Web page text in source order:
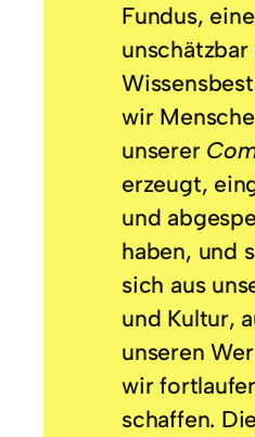
Fundus,
wir
unserer
erzeugt,
und
haben, und
sich aus
und Kultur,
unseren
wir
schaffen.